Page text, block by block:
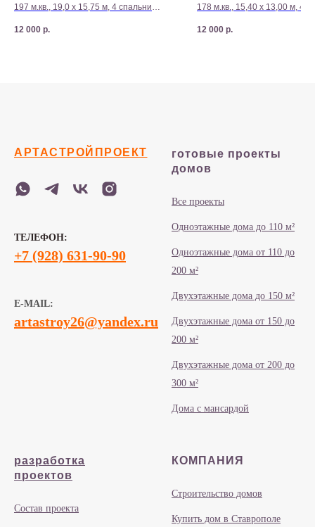
197 м.кв., 19,0 х 15,75 м, 4 спальни
р
12 000 р.
178 м.кв., 15,40 х 13,00 м, 4
р
12 000 р.
АРТАСТРОЙПРОЕКТ
ТЕЛЕФОН:
+7 (928) 631-90-90
E-MAIL:
artastroy26@yandex.ru
готовые проекты
домов
Все проекты
Одноэтажные дома до 110 м²
Одноэтажные дома от 110 до
200 м²
Двухэтажные дома до 150 м²
Двухэтажные дома от 150 до
200 м²
Двухэтажные дома от 200 до
300 м²
Дома с мансардой
разработка
проектов
Состав проекта
КОМПАНИЯ
Строительство домов
Купить дом в Ставрополе